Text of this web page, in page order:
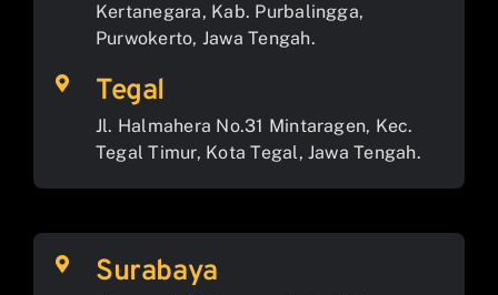
Kertanegara, Kab. Purbalingga,
Purwokerto, Jawa Tengah.
Tegal
Jl. Halmahera No.31 Mintaragen, Kec.
Tegal Timur, Kota Tegal, Jawa Tengah.
Surabaya